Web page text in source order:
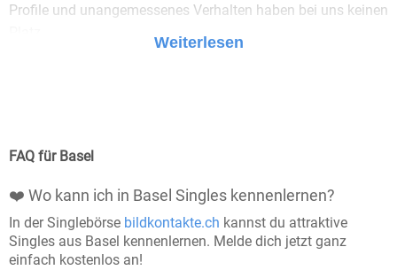
Profile und unangemessenes Verhalten haben bei uns keinen
großen Wert auf Sicherheit, Seriosität und eine
Manuell geprüfte Profile: Bei Bildkontakte wird
jedes Profil sorgfältig von unserem Team
überprüft, bevor es aktiviert wird, um
Weiterlesen
FAQ für Basel
❤️ Wo kann ich in Basel Singles kennenlernen?
In der Singlebörse bildkontakte.ch kannst du attraktive
Singles aus Basel kennenlernen. Melde dich jetzt ganz
einfach kostenlos an!